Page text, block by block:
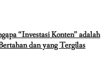
“Investasi Konten” adalah
dan yang Tergilas